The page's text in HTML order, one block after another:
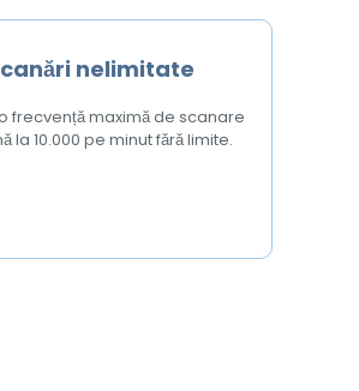
nelimitate
frecvență maximă de scanare
la 10.000 pe minut fără limite.